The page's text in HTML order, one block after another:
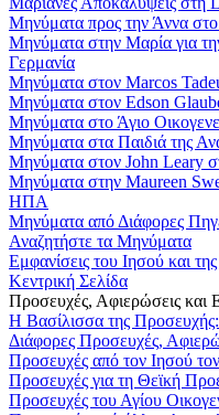
Μηνύματα προς την Άννα
Μηνύματα στην Μαρία για
Γερμανία
Μηνύματα στον Marcos
Μηνύματα στον Edson
Μηνύματα στο Άγιο
Μηνύματα στα Παιδιά της
Μηνύματα στον John Leary
Μηνύματα στην Maureen
ΗΠΑ
Μηνύματα από Διάφορες
Αναζητήστε τα Μηνύματα
Εμφανίσεις του Ιησού και
Κεντρική Σελίδα
Προσευχές, Αφιερώσεις και
Η Βασίλισσα της
Διάφορες Προσευχές,
Προσευχές από τον Ιησού
Προσευχές για τη Θεϊκή
Προσευχές του Αγίου